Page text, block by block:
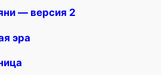
— версия 2
эра